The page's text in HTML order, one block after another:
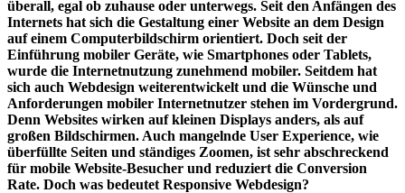
überall, egal ob zuhause oder unterwegs. Seit den Anfängen des
Internets hat sich die Gestaltung einer Website an dem Design
auf einem Computerbildschirm orientiert. Doch seit der
Einführung mobiler Geräte, wie Smartphones oder Tablets,
wurde die Internetnutzung zunehmend mobiler. Seitdem hat
sich auch Webdesign weiterentwickelt und die Wünsche und
Anforderungen mobiler Internetnutzer stehen im Vordergrund.
Denn Websites wirken auf kleinen Displays anders, als auf
großen Bildschirmen. Auch mangelnde User Experience, wie
überfüllte Seiten und ständiges Zoomen, ist sehr abschreckend
für mobile Website-Besucher und reduziert die Conversion
Rate. Doch was bedeutet Responsive Webdesign?